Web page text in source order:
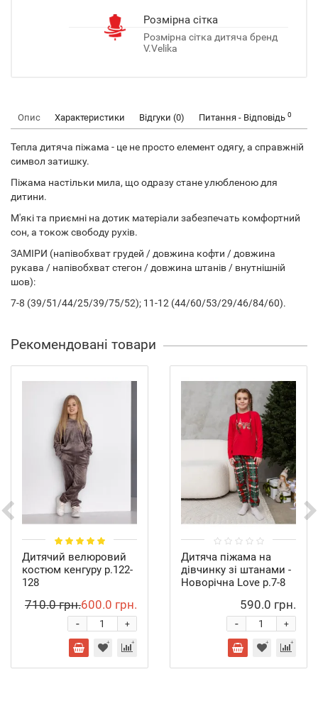
Розмірна сітка
Розмірна сітка дитяча бренд
V.Velika
Опис Характеристики Відгуки (0) Питання - Відповідь 0
Тепла дитяча піжама - це не просто елемент одягу, а справжній
символ затишку.
Піжама настільки мила, що одразу стане улюбленою для
дитини.
М'які та приємні на дотик матеріали забезпечать комфортний
сон, а токож свободу рухів.
ЗАМІРИ (напівобхват грудей / довжина кофти / довжина
рукава / напівобхват стегон / довжина штанів / внутнішній
шов):
7-8 (39/51/44/25/39/75/52); 11-12 (44/60/53/29/46/84/60).
Рекомендовані товари
Дитячий велюровий
костюм кенгуру р.122-
128
710.0 грн.600.0 грн.
+
-
Дитяча піжама на
дівчинку зі штанами -
Новорічна Love р.7-8
590.0 грн.
+
-